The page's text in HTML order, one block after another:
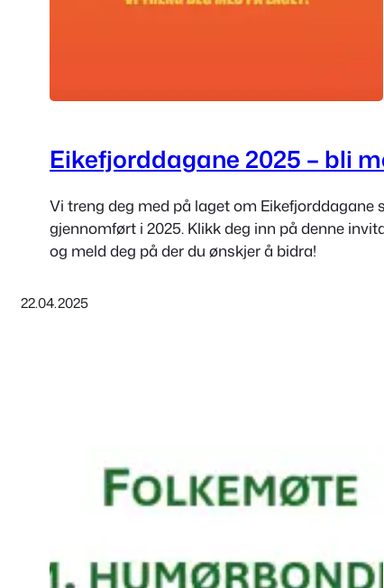
Eikefjorddagane 2025 – bli
Vi treng deg med på laget om Eikefjorddagane
gjennomført i 2025. Klikk deg inn på denne
og meld deg på der du ønskjer å bidra!
22.04.2025